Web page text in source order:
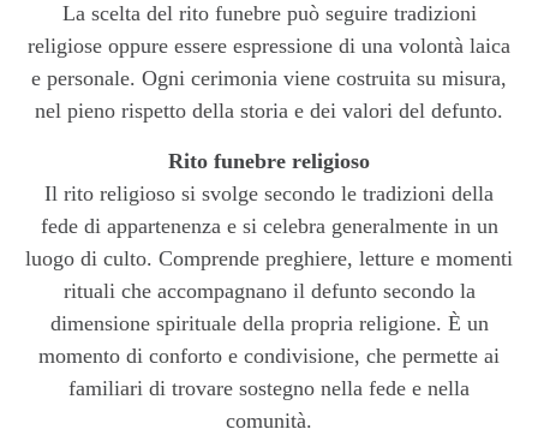
La scelta del rito funebre può seguire tradizioni
religiose oppure essere espressione di una volontà laica
e personale. Ogni cerimonia viene costruita su misura,
nel pieno rispetto della storia e dei valori del defunto.
Rito funebre religioso
Il rito religioso si svolge secondo le tradizioni della
fede di appartenenza e si celebra generalmente in un
luogo di culto. Comprende preghiere, letture e momenti
rituali che accompagnano il defunto secondo la
dimensione spirituale della propria religione. È un
momento di conforto e condivisione, che permette ai
familiari di trovare sostegno nella fede e nella
comunità.